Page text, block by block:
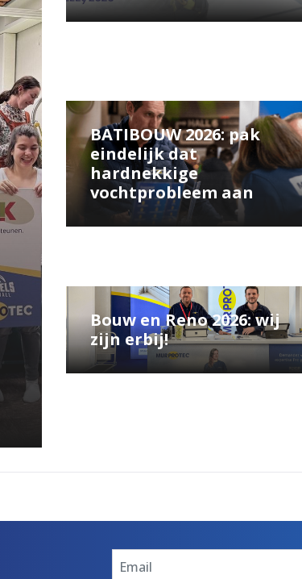
BATIBOUW 2026: pak
eindelijk dat
hardnekkige
vochtprobleem aan
Bouw en Reno 2026: wij
zijn erbij!